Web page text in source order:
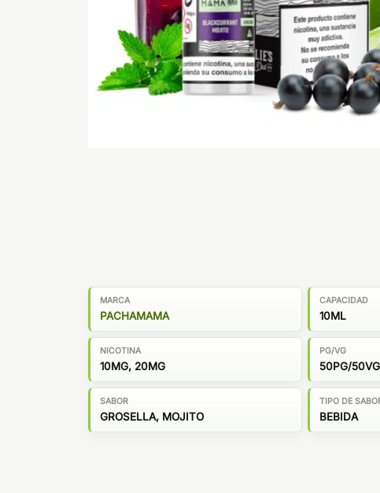
MARCA
PACHAMAMA
CAPACIDAD
10ML
NICOTINA
10MG, 20MG
PG/VG
50PG/50VG
SABOR
GROSELLA, MOJITO
TIPO DE
BEBIDA